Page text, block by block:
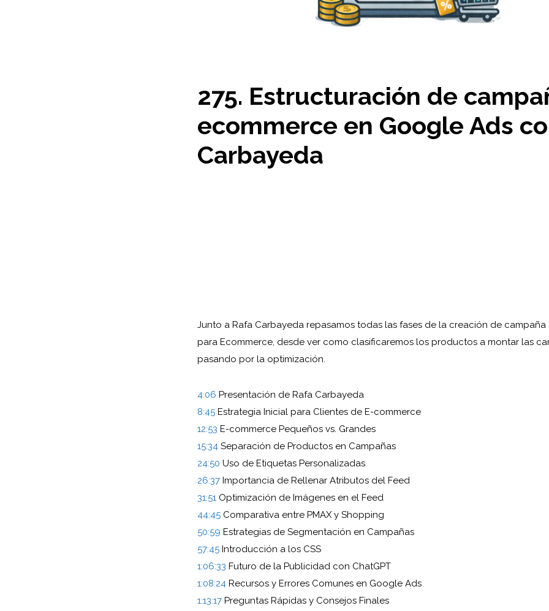
275. Estructuración de
ecommerce en Google Ads
Carbayeda
Junto a Rafa Carbayeda repasamos todas las fases de la creación de
para Ecommerce, desde ver como clasificaremos los productos a montar las
pasando por la optimización.
4:06 Presentación de Rafa Carbayeda
8:45 Estrategia Inicial para Clientes de E-commerce
12:53 E-commerce Pequeños vs. Grandes
15:34 Separación de Productos en Campañas
24:50 Uso de Etiquetas Personalizadas
26:37 Importancia de Rellenar Atributos del Feed
31:51 Optimización de Imágenes en el Feed
44:45 Comparativa entre PMAX y Shopping
50:59 Estrategias de Segmentación en Campañas
57:45 Introducción a los CSS
1:06:33 Futuro de la Publicidad con ChatGPT
1:08:24 Recursos y Errores Comunes en Google Ads
1:13:17 Preguntas Rápidas y Consejos Finales